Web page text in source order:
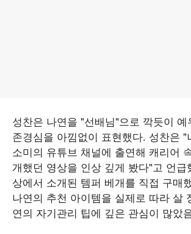
성찬은 나연을 "선배님"으로 깍듯이
존경심을 아낌없이 표현했다. 성찬은 "
소미의 유튜브 채널에 출연해 캐리어
개했던 영상을 인상 깊게 봤다"고 언급
상에서 소개된 템퍼 베개를 직접 구매
나연의 추천 아이템을 실제로 따라 살
연의 자기관리 팁에 깊은 관심이 많았